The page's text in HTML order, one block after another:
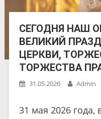
СЕГОДНЯ НАШ
ВЕЛИКИЙ
ЦЕРКВИ,
ТОРЖЕСТВА
31.05.2026 Admin
31 мая 2026 года,